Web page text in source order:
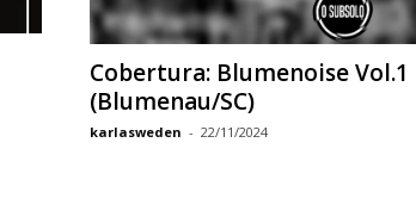
Cobertura: Blumenoise Vol.1
(Blumenau/SC)
karlasweden - 22/11/2024